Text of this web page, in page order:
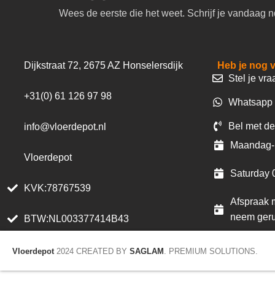
Wees de eerste die het weet. Schrijf je vandaag
Dijkstraat 72, 2675 AZ Honselersdijk
+31(0) 61 126 97 98
info@vloerdepot.nl
Vloerdepot
KVK:78767539
BTW:NL003377414B43
Heb je nog
Stel je
Bel met
Saturday
Afspraak
neem
Vloerdepot 2024 CREATED BY SAGLAM . PREMIUM SOLUTIONS.